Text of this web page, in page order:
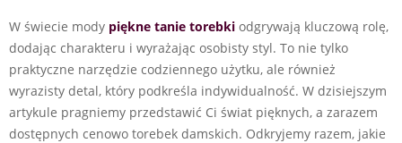
W świecie mody piękne tanie torebki odgrywają kluczową rolę,
dodając charakteru i wyrażając osobisty styl. To nie tylko
praktyczne narzędzie codziennego użytku, ale również
wyrazisty detal, który podkreśla indywidualność. W dzisiejszym
artykule pragniemy przedstawić Ci świat pięknych, a zarazem
dostępnych cenowo torebek damskich. Odkryjemy razem, jakie